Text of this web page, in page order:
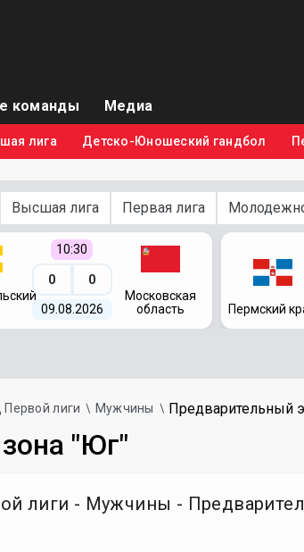
команды Медиа
лига Детско-Юношеский гандбол
Высшая лига Первая лига
10:30
0 0
09.08.2026
Московская
область
Пермский
лиги Мужчины Предварительный
"Юг"
лиги - Мужчины -